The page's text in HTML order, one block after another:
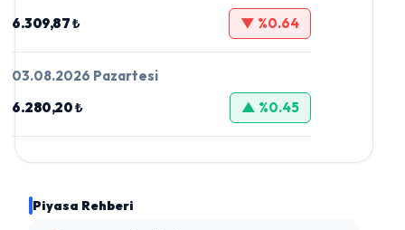
6.309,87 ₺
▼ %0.64
03.08.2026 Pazartesi
6.280,20 ₺
▲ %0.45
Piyasa Rehberi